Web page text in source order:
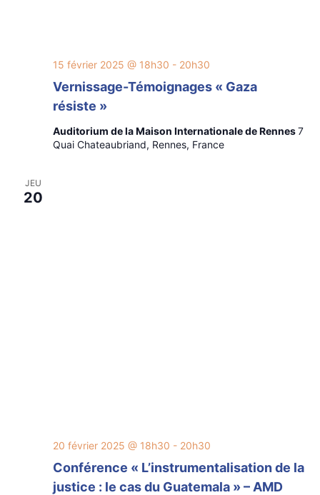
Vernissage-Témoignages « Gaza
résiste »
15 février 2025 @ 18h30 - 20h30
Auditorium de la Maison Internationale de Rennes7
Quai Chateaubriand, Rennes, France
JEU
20
Conférence « L’instrumentalisation de la
justice : le cas du Guatemala » – AMD
20 février 2025 @ 18h30 - 20h30